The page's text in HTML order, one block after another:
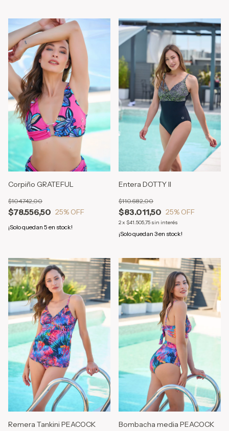
Corpiño GRATEFUL
$78.556,50
$104.742,00
25% OFF
¡Solo quedan 5 en stock!
Entera DOTTY II
$83.011,50
$110.682,00
25% OFF
2x $41.505,75 sin interés
¡Solo quedan 3en stock!
Remera Tankini PEACOCK Bombacha media PEACOCK